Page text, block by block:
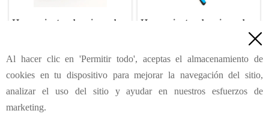
Herramientas de crimpado
• Perfectamente para trabajar en
• Herramienta de preparación e
instalación coaxial
los conectores de compresión
Herramientas de crimpado
• Perfectamente para trabajar en
CATV y CCTV
• Herramienta de preparación e
instalación coaxial

Al hacer clic en 'Permitir todo', aceptas el almacenamiento de
cookies en tu dispositivo para mejorar la navegación del sitio,
analizar el uso del sitio y ayudar en nuestros esfuerzos de
marketing.
